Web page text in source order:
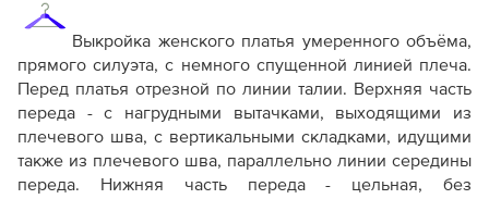
Как распечатывать выкройки
Как скорректировать готовую выкройку по росту
Выкройка женского платья умеренного объёма,
прямого силуэта, с немного спущенной линией плеча.
Перед платья отрезной по линии талии. Верхняя часть
переда - с нагрудными вытачками, выходящими из
плечевого шва, с вертикальными складками, идущими
также из плечевого шва, параллельно линии середины
переда.
Нижняя часть переда - цельная, без